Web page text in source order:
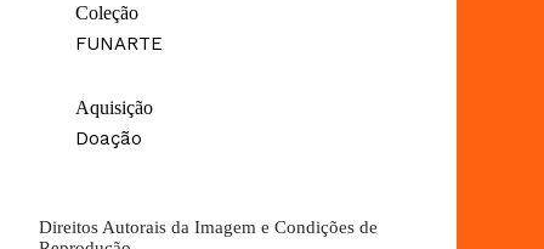
Coleção
FUNARTE
Aquisição
Doação
Direitos Autorais da Imagem e Condições de